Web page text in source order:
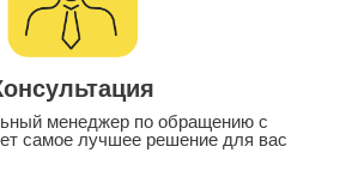
менеджер по обращению с
самое лучшее решение для вас